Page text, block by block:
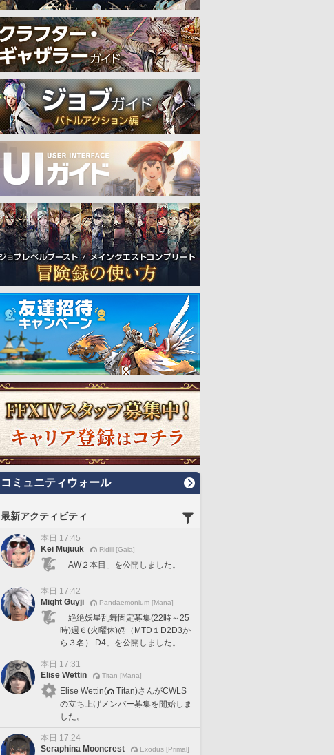
コミュニティウォール
最新アクティビティ
本日 17:45
Kei Mujuuk
Ridill [Gaia]
「AW２本目」を公開しました。
本日 17:42
Might Guyji
Pandaemonium [Mana]
「絶絶妖星乱舞固定募集(22時～25
時)週６(火曜休)@（MTD１D2D3か
ら３名） D4」を公開しました。
本日 17:31
Elise Wettin
Titan [Mana]
Elise Wettin(
Titan)さんがCWLS
の立ち上げメンバー募集を開始しま
した。
本日 17:24
Seraphina Mooncrest
Exodus [Primal]